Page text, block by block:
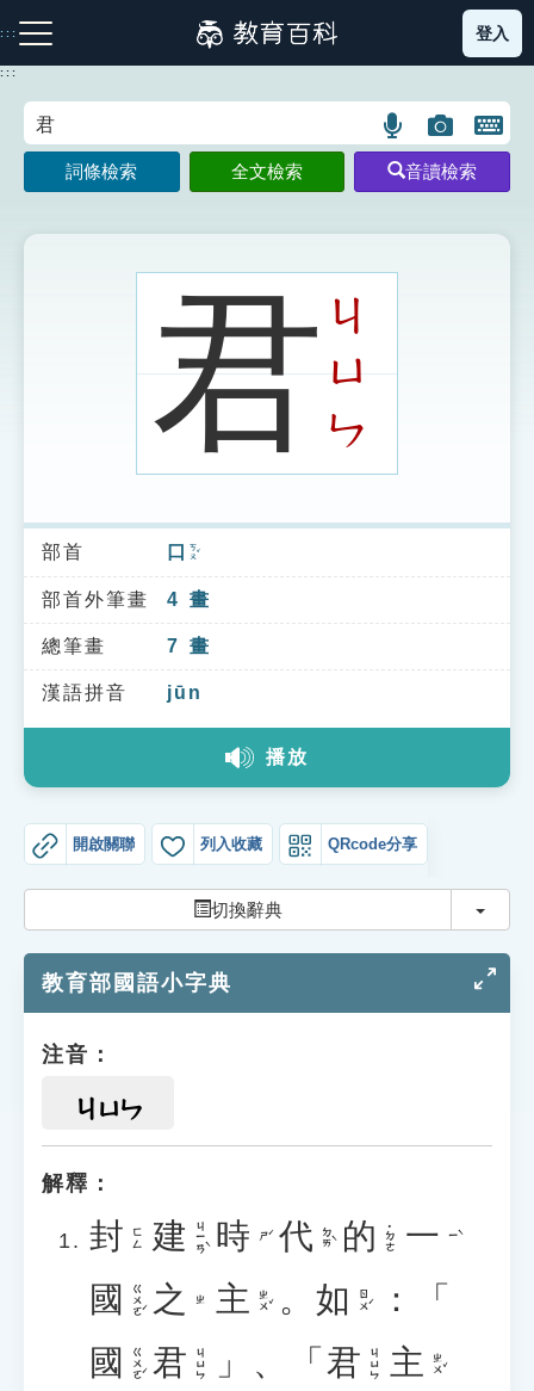
到
主
:::
注音索引圖示 筆畫索引圖示 部首索引表圖示
索引選單
知識索引
單字索引
生命大百科索引
教學應用
貓頭鷹博士
登入
:::
語
言
搜
示
圖
片
搜
開
鍵
圖
詞條檢索 全文檢索 音讀檢索
君 ㄐ
ㄩ
ㄣ
部首 口 ㄎㄡˇ
部首外筆畫 4 畫
總筆畫 7 畫
漢語拼音 jūn
播放
開啟關聯 列入收藏 QRcode分享
切換辭典 切換
教育部國語小字典
注音：
ㄐㄩㄣ
解釋：
封 ㄈㄥ 建 ㄐㄧㄢˋ 時 ㄕˊ 代 ㄉㄞˋ 的 ˙ㄉㄜ 一 ㄧˋ
國 ㄍㄨㄛˊ 之 ㄓ 主 ㄓㄨˇ 。 如 ㄖㄨˊ
：「
國 ㄍㄨㄛˊ 君 ㄐㄩㄣ 」、「 君 ㄐㄩㄣ 主 ㄓㄨˇ